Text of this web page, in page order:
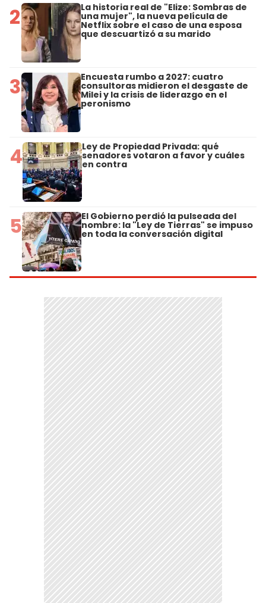
2 La historia real de "Elize: Sombras de
una mujer", la nueva película de
Netflix sobre el caso de una esposa
que descuartizó a su marido
3 Encuesta rumbo a 2027: cuatro
consultoras midieron el desgaste de
Milei y la crisis de liderazgo en el
peronismo
4 Ley de Propiedad Privada: qué
senadores votaron a favor y cuáles
en contra
5 El Gobierno perdió la pulseada del
nombre: la "Ley de Tierras" se impuso
en toda la conversación digital